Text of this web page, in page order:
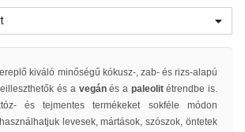
kiváló minőségű kókusz-, zab- és rizs-alapú
és a vegánés a paleolitétrendbe is.
és tejmentes termékeket sokféle módon
levesek, mártások, szószok, öntetek